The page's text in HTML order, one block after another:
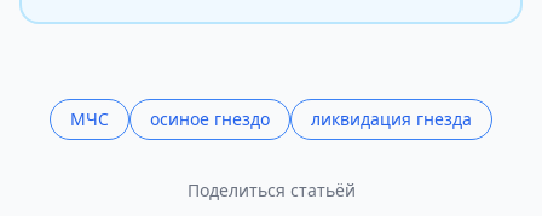
МЧС осиное гнездо ликвидация гнезда
Поделиться статьёй